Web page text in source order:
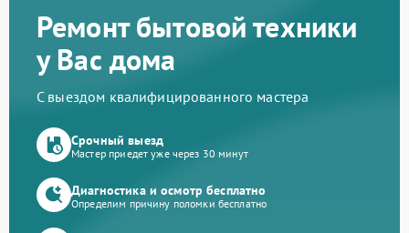
Ремонт бытовой техники
у Вас дома
С выездом квалифицированного мастера
Срочный выезд
Мастер приедет уже через 30 минут
Диагностика и осмотр бесплатно
Определим причину поломки бесплатно